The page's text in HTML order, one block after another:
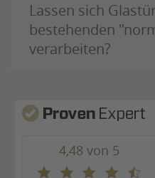
Lassen sich
bestehenden
verarbeiten?
4,48 von 5